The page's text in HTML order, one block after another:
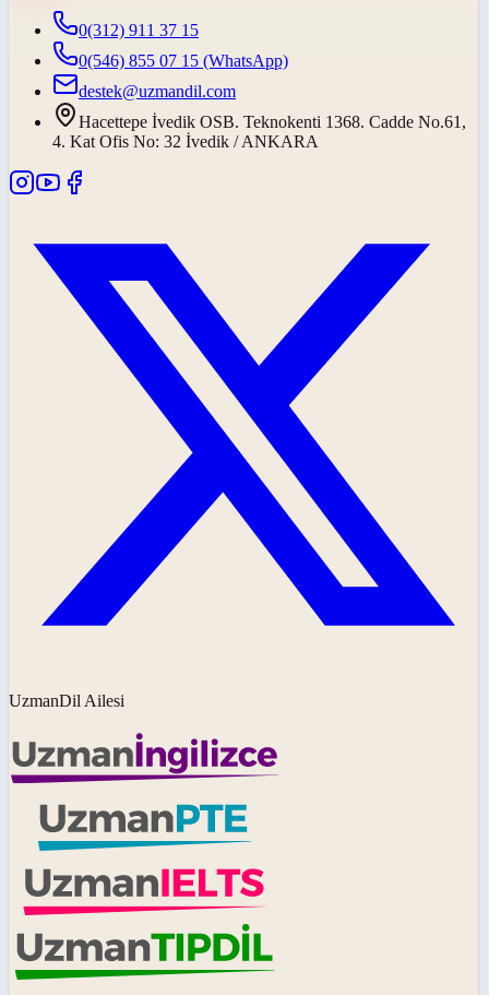
0(312) 911 37 15
0(546) 855 07 15 (WhatsApp)
destek@uzmandil.com
Hacettepe İvedik OSB. Teknokenti 1368. Cadde No.61,
4. Kat Ofis No: 32 İvedik / ANKARA
UzmanDil Ailesi